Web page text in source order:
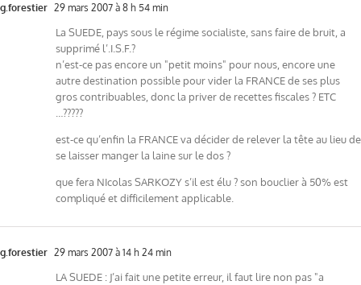
g.forestier 29 mars 2007 à 8 h 54 min
La SUEDE, pays sous le régime socialiste, sans faire de bruit, a
supprimé l’.I.S.F.?
n’est-ce pas encore un "petit moins" pour nous, encore une
autre destination possible pour vider la FRANCE de ses plus
gros contribuables, donc la priver de recettes fiscales ? ETC
…?????
est-ce qu’enfin la FRANCE va décider de relever la tête au lieu de
se laisser manger la laine sur le dos ?
que fera NIcolas SARKOZY s’il est élu ? son bouclier à 50% est
compliqué et difficilement applicable.
g.forestier 29 mars 2007 à 14 h 24 min
LA SUEDE : J’ai fait une petite erreur, il faut lire non pas "a